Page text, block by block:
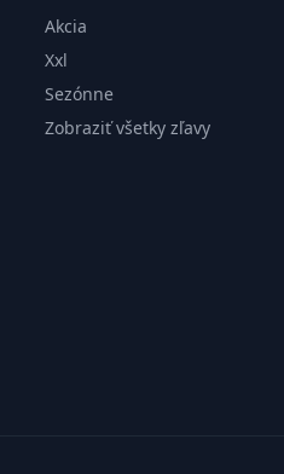
Akcia
Xxl
Sezónne
Zobraziť všetky zľavy